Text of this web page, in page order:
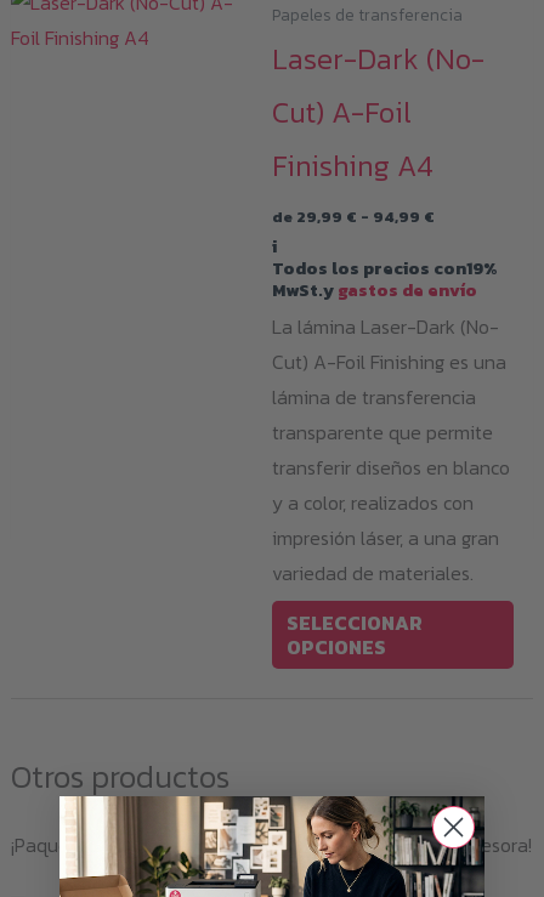
Papeles de transferencia
Laser-Dark (No-
Cut) A-Foil
Finishing A4
de 29,99 € - 94,99 €
desde
29,99 €
94,99 €
i
Todos los precios con19%
MwSt.ygastos de envío
La lámina Laser-Dark (No-
Cut) A-Foil Finishing es una
lámina de transferencia
transparente que permite
transferir diseños en blanco
y a color, realizados con
impresión láser, a una gran
variedad de materiales.
SELECCIONAR
OPCIONES
se
Otros productos
¡Paquetes y juegos de tóner disponibles para esta impresora!